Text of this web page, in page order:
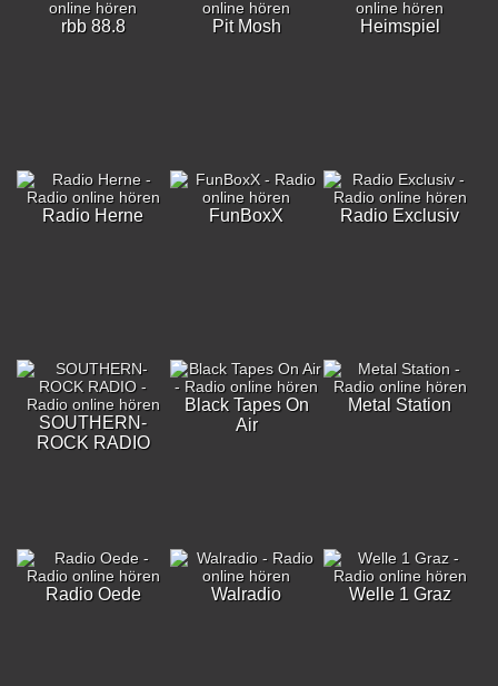
rbb 88.8 Pit Mosh Heimspiel
Radio Herne FunBoxX Radio Exclusiv
SOUTHERN-
ROCK RADIO
Black Tapes On
Air
Metal Station
Radio Oede Walradio Welle 1 Graz